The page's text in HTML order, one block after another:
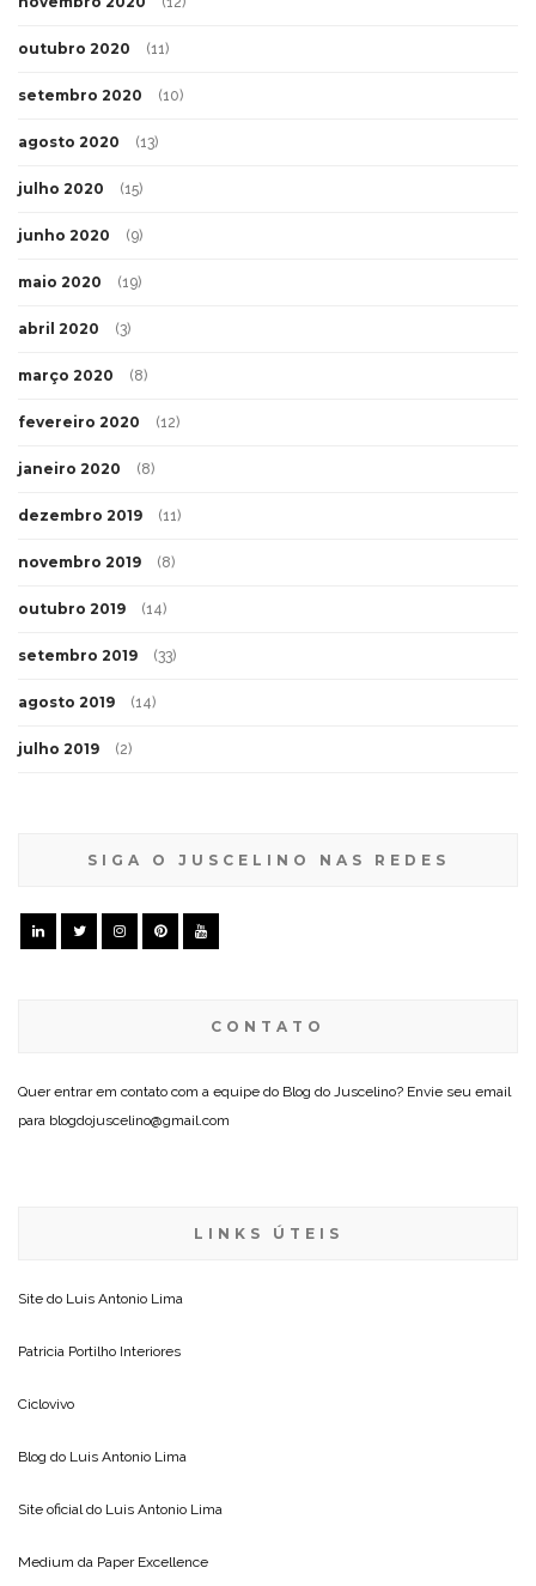
outubro 2020 (11)
setembro 2020 (10)
agosto 2020 (13)
julho 2020 (15)
junho 2020 (9)
maio 2020 (19)
abril 2020 (3)
março 2020 (8)
fevereiro 2020 (12)
janeiro 2020 (8)
dezembro 2019 (11)
novembro 2019 (8)
outubro 2019 (14)
setembro 2019 (33)
agosto 2019 (14)
julho 2019 (2)
SIGA O JUSCELINO NAS REDES
CONTATO
Quer entrar em contato com a equipe do Blog do Juscelino? Envie seu email
para blogdojuscelino@gmail.com
LINKS ÚTEIS
Site do Luis Antonio Lima
Patricia Portilho Interiores
Ciclovivo
Blog do Luis Antonio Lima
Site oficial do Luis Antonio Lima
Medium da Paper Excellence